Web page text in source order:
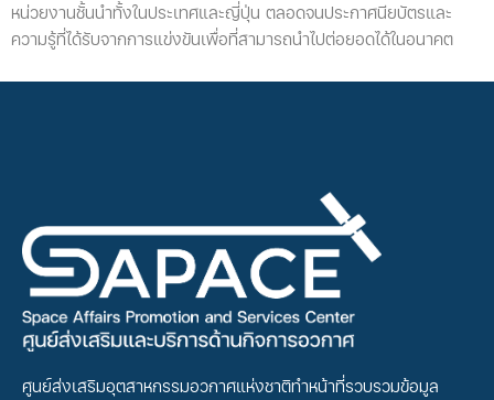
หน่วยงานชั้นนำทั้งในประเทศและญี่ปุ่น ตลอดจนประกาศนียบัตรและ
ความรู้ที่ได้รับจากการแข่งขันเพื่อที่สามารถนำไปต่อยอดได้ในอนาคต
ศูนย์ส่งเสริมอุตสาหกรรมอวกาศแห่งชาติทำหน้าที่รวบรวมข้อมูล